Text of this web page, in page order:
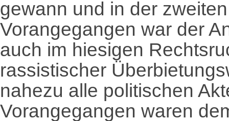
gewann und in der
Vorangegangen war der
auch im hiesigen
rassistischer
nahezu alle politischen
Vorangegangen waren